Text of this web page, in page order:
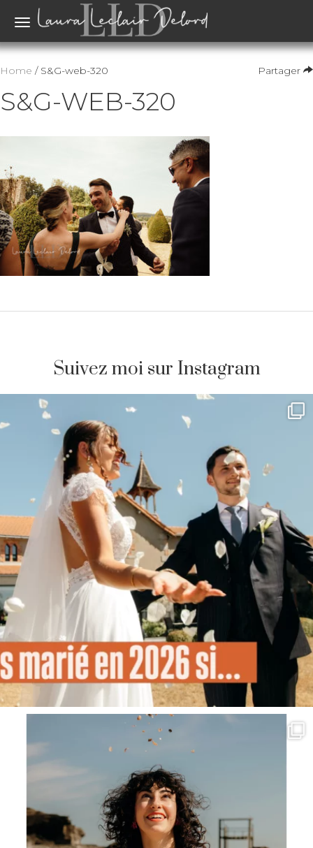
Toggle
Partager
Home / S&G-web-320
S&G-WEB-320
Suivez moi sur Instagram